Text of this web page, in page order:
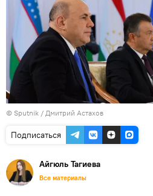
© Sputnik / Дмитрий Астахов
Подписаться
Айгюль Тагиева
Все материалы